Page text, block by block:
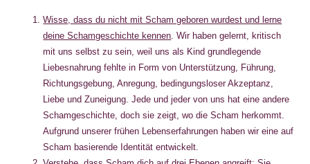
Wisse, dass du nicht mit Scham geboren wurdest und lerne
deine Schamgeschichte kennen. Wir haben gelernt, kritisch
mit uns selbst zu sein, weil uns als Kind grundlegende
Liebesnahrung fehlte in Form von Unterstützung, Führung,
Richtungsgebung, Anregung, bedingungsloser Akzeptanz,
Liebe und Zuneigung. Jede und jeder von uns hat eine andere
Schamgeschichte, doch sie zeigt, wo die Scham herkommt.
Aufgrund unserer frühen Lebenserfahrungen haben wir eine auf
Scham basierende Identität entwickelt.